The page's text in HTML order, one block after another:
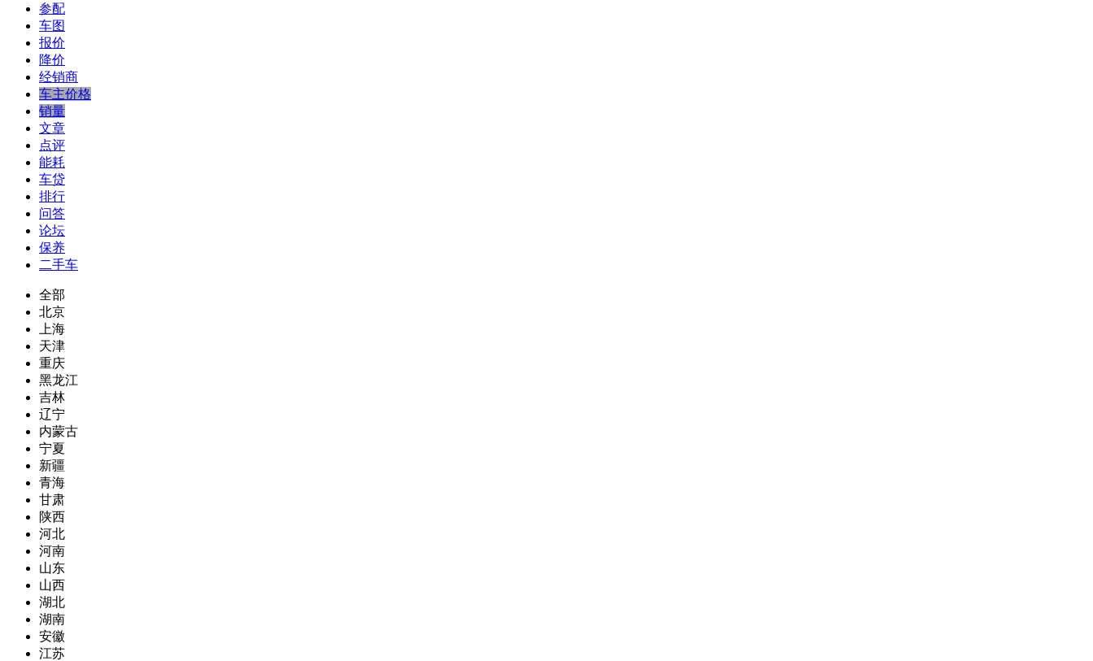
参配
车图
报价
降价
经销商
车主价格
销量
文章
点评
能耗
车贷
排行
问答
论坛
保养
二手车
全部
北京
上海
天津
重庆
黑龙江
吉林
辽宁
内蒙古
宁夏
新疆
青海
甘肃
陕西
河北
河南
山东
山西
湖北
湖南
安徽
江苏